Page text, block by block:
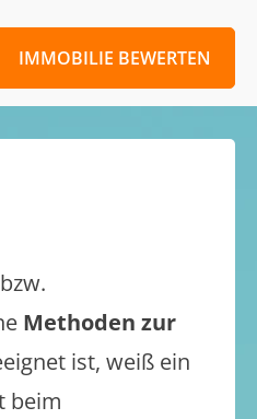
IMMOBILIE BEWERTEN
bzw.
Methoden zur
ist, weiß ein
beim